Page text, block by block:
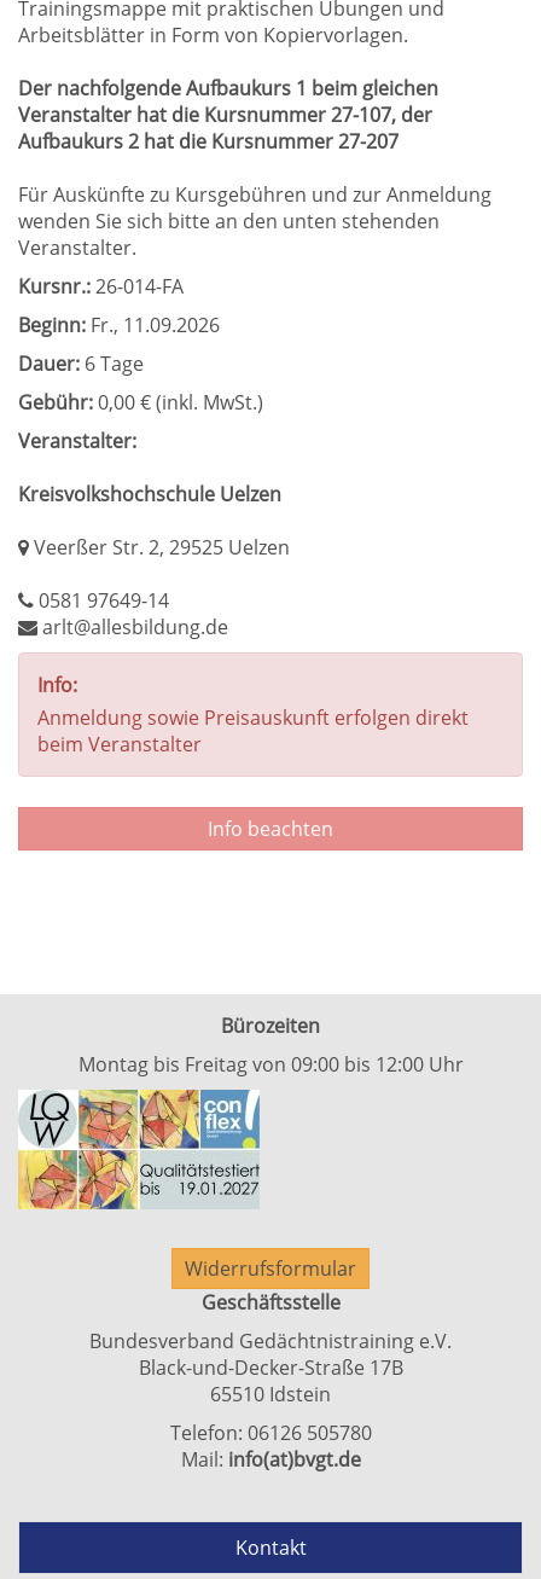
Trainingsmappe mit praktischen Übungen und
Arbeitsblätter in Form von Kopiervorlagen.
Der nachfolgende Aufbaukurs 1 beim gleichen
Veranstalter hat die Kursnummer 27-107, der
Aufbaukurs 2 hat die Kursnummer 27-207
Für Auskünfte zu Kursgebühren und zur Anmeldung
wenden Sie sich bitte an den unten stehenden
Veranstalter.
Kursnr.:26-014-FA
Beginn: Fr., 11.09.2026
Dauer: 6 Tage
Gebühr:0,00 € (inkl. MwSt.)
Veranstalter:
Kreisvolkshochschule Uelzen
Veerßer Str. 2, 29525 Uelzen
0581 97649-14
arlt@allesbildung.de
Info:
Anmeldung sowie Preisauskunft erfolgen direkt
beim Veranstalter
Info beachten
Bürozeiten
Montag bis Freitag von 09:00 bis 12:00 Uhr
Widerrufsformular
Geschäftsstelle
Bundesverband Gedächtnistraining e.V.
Black-und-Decker-Straße 17B
65510 Idstein
Telefon: 06126 505780
Mail: info(at)bvgt.de
Kontakt